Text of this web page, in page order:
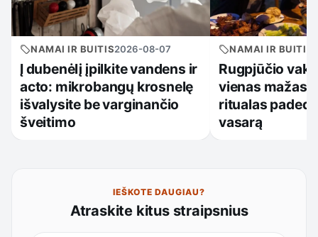
NAMAI IR BUITIS2026-08-07
Į dubenėlį įpilkite vandens ir
acto: mikrobangų krosnelę
išvalysite be varginančio
šveitimo
NAMAI IR BUITIS
Rugpjūčio
vienas mažas
ritualas
vasarą
IEŠKOTE DAUGIAU?
Atraskite kitus straipsnius